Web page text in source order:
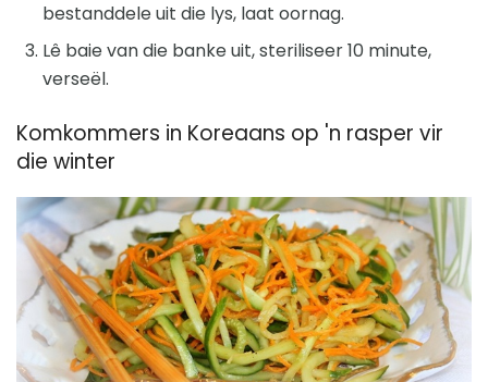
bestanddele uit die lys, laat oornag.
Lê baie van die banke uit, steriliseer 10 minute,
verseël.
Komkommers in Koreaans op 'n rasper vir
die winter